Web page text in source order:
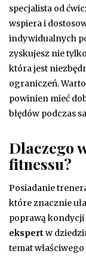
specjalista od
wspiera i
indywidualnych
zyskujesz nie
która jest
ograniczeń.
powinien mieć
błędów podczas
Dlaczego
fitnessu?
Posiadanie
które znacznie
poprawą
ekspert w
temat